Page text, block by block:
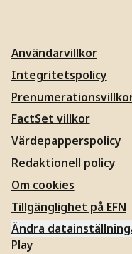
Användarvillkor
Integritetspolicy
FactSet villkor
Värdepapperspolicy
Redaktionell policy
Om cookies
Tillgänglighet på EFN
Ändra
Play